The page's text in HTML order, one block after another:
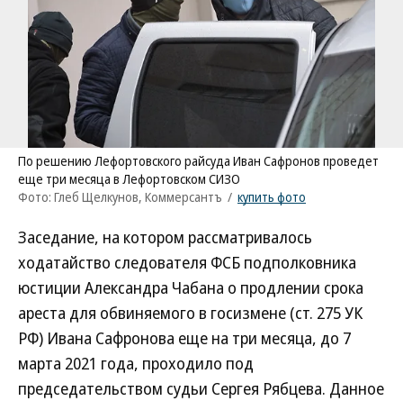
По решению Лефортовского райсуда Иван Сафронов проведет
еще три месяца в Лефортовском СИЗО
Фото: Глеб Щелкунов, Коммерсантъ / купить фото
Заседание, на котором рассматривалось
ходатайство следователя ФСБ подполковника
юстиции Александра Чабана о продлении срока
ареста для обвиняемого в госизмене (ст. 275 УК
РФ) Ивана Сафронова еще на три месяца, до 7
марта 2021 года, проходило под
председательством судьи Сергея Рябцева. Данное